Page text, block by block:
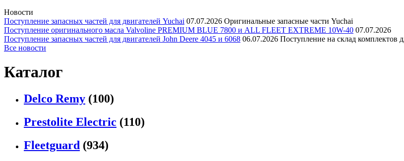
Новости
Поступление запасных частей для двигателей Yuchai 07.07.2026 Оригинальные запасные части Yuchai
Поступление оригинального масла Valvoline PREMIUM BLUE 7800 и ALL FLEET EXTREME 10W-40 07.07.2026
Поступление запасных частей для двигателей John Deere 4045 и 6068 06.07.2026 Поступление на склад комплектов
Все новости
Каталог
Delco Remy (100)
Prestolite Electric (110)
Fleetguard (934)